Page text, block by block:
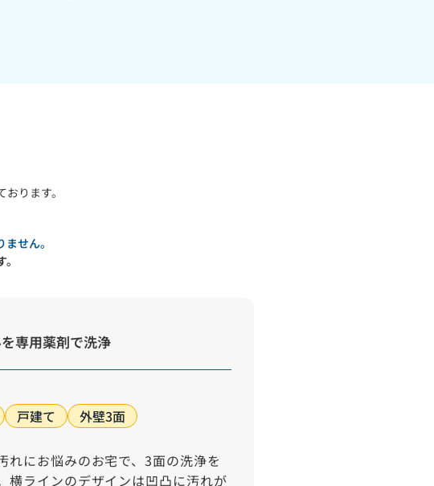
ります。
せん。
専用薬剤で洗浄
戸建て 外壁3面
れにお悩みのお宅で、3面の洗浄を
横ラインのデザインは凹凸に汚れが